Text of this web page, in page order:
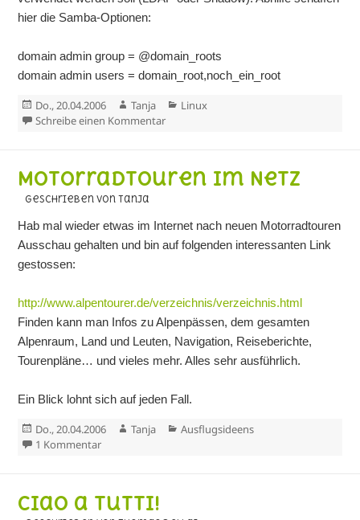
hier die Samba-Optionen:
domain admin group = @domain_roots
domain admin users = domain_root,noch_ein_root
Veröffentlicht
am
Do., 20.04.2006 Autor
Tanja Kategorien
Linux
Schreibe einen Kommentarzu Domänenadministratoren unter
Motorradtouren im Netz
geschrieben von Tanja
Hab mal wieder etwas im Internet nach neuen Motorradtouren
Ausschau gehalten und bin auf folgenden interessanten Link
gestossen:
http://www.alpentourer.de/verzeichnis/verzeichnis.html
Finden kann man Infos zu Alpenpässen, dem gesamten
Alpenraum, Land und Leuten, Navigation, Reiseberichte,
Tourenpläne… und vieles mehr. Alles sehr ausführlich.
Ein Blick lohnt sich auf jeden Fall.
Veröffentlicht
am
Do., 20.04.2006 Autor
Tanja Kategorien
Ausflugsideens
1 Kommentarzu Motorradtouren im Netz
Ciao a tutti!